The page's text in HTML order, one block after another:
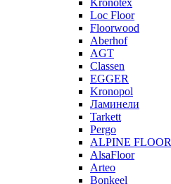
Kronotex
Loc Floor
Floorwood
Aberhof
AGT
Classen
EGGER
Kronopol
Ламинели
Tarkett
Pergo
ALPINE FLOOR
AlsaFloor
Arteo
Bonkeel